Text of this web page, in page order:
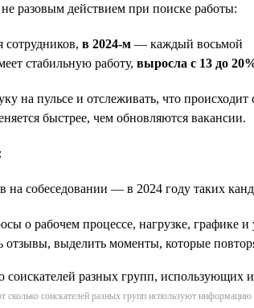
разовым действием при поиске работы:
сотрудников, в 2024-м — каждый восьмой
стабильную работу, выросла с 13 до
на пульсе и отслеживать, что
быстрее, чем обновляются вакансии.
:
на собеседовании — в 2024 году таких
о рабочем процессе, нагрузке, графике
отзывы, выделить моменты, которые
сколько соискателей разных групп используют информацию